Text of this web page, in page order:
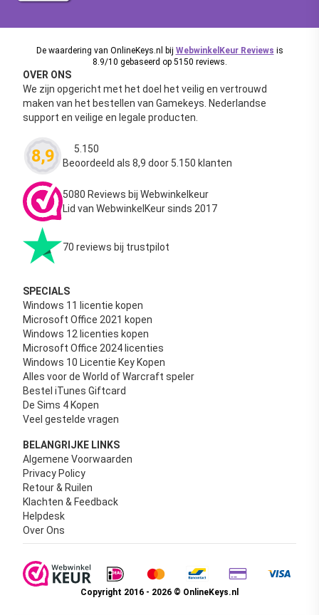
De waardering van OnlineKeys.nl bij WebwinkelKeur Reviews is
8.9/10 gebaseerd op 5150 reviews.
OVER ONS
We zijn opgericht met het doel het veilig en vertrouwd
maken van het bestellen van Gamekeys. Nederlandse
support en veilige en legale producten.
8,9 Waardering
5.150
Beoordeeld als 8,9 door 5.150 klanten
5080 Reviews bij Webwinkelkeur
Lid van WebwinkelKeur sinds 2017
70 reviews bij trustpilot
SPECIALS
Windows 11 licentie kopen
Microsoft Office 2021 kopen
Windows 12 licenties kopen
Microsoft Office 2024 licenties
Windows 10 Licentie Key Kopen
Alles voor de World of Warcraft speler
Bestel iTunes Giftcard
De Sims 4 Kopen
Veel gestelde vragen
BELANGRIJKE LINKS
Algemene Voorwaarden
Privacy Policy
Retour & Ruilen
Klachten & Feedback
Helpdesk
Over Ons
Copyright 2016 - 2026 © OnlineKeys.nl